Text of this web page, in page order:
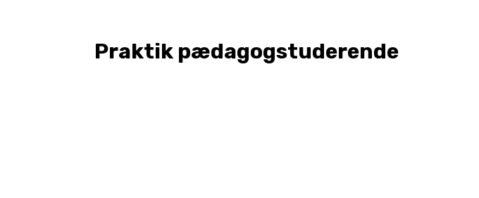
Praktik pædagogstuderende